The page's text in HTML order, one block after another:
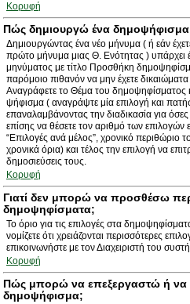
Κορυφή
Πώς δημιουργώ ένα
Δημιουργώντας ένα νέο μήνυμα ( ή εάν
πρώτο μήνυμα μιας Θ. Ενότητας ) υπάρχει
μηνύματος με τίτλο Προσθήκη
παρόμοιο πιθανόν να μην έχετε
Αναγράφετε το Θέμα του δημοψηφίσματος
ψήφισμα ( αναγράψτε μία επιλογή και
επαναλαμβάνοντας την διαδικασία για όσες
επίσης να θέσετε τον αριθμό των επιλογών
“Επιλογές ανά μέλος”, χρονικό περιθώριο
χρονικά όρια) και τέλος την επιλογή να
δημοσιεύσεις τους.
Κορυφή
Γιατί δεν μπορώ να προσθέσω
δημοψηφίσματα;
Το όριο για τις επιλογές στα
νομίζετε ότι χρειάζονται περισσότερες
επικοινωνήστε με τον Διαχειριστή του
Κορυφή
Πώς μπορώ να επεξεργαστώ ή να
δημοψήφισμα;